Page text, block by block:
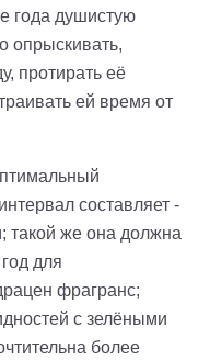
года душистую
опрыскивать,
протирать её
ей время от
составляет -
такой же она должна
для
фрагранс;
с зелёными
более